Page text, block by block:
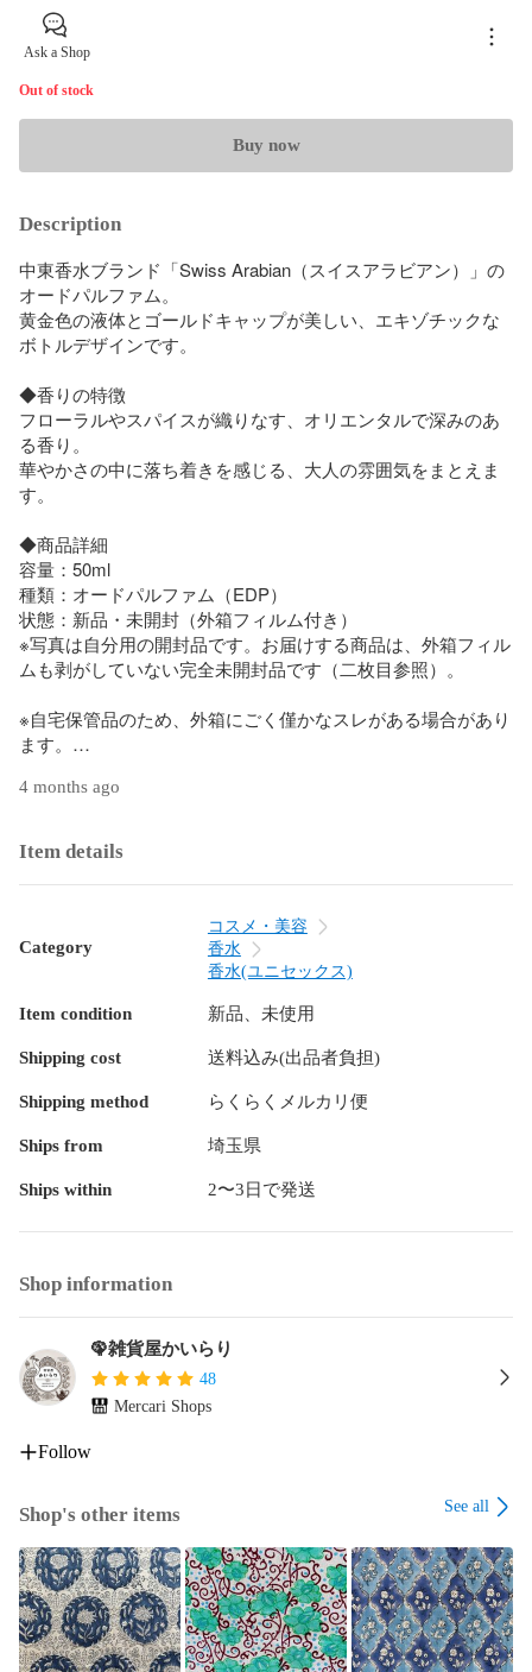
Ask a Shop
Out of stock
Buy now
Description
中東香水ブランド「Swiss Arabian（スイスアラビアン）」の
オードパルファム。
黄金色の液体とゴールドキャップが美しい、エキゾチックな
ボトルデザインです。
◆香りの特徴
フローラルやスパイスが織りなす、オリエンタルで深みのあ
る香り。
華やかさの中に落ち着きを感じる、大人の雰囲気をまとえま
す。
◆商品詳細
容量：50ml
種類：オードパルファム（EDP）
状態：新品・未開封（外箱フィルム付き）
※写真は自分用の開封品です。お届けする商品は、外箱フィル
ムも剥がしていない完全未開封品です（二枚目参照）。
※自宅保管品のため、外箱にごく僅かなスレがある場合があり
ます。
ーム #オリエンタル #フレグランス
4 months ago
Item details
Category
コスメ・美容
香水
香水(ユニセックス)
Item condition 新品、未使用
Shipping cost 送料込み(出品者負担)
Shipping method らくらくメルカリ便
Ships from 埼玉県
Ships within 2〜3日で発送
Shop information
🦚雑貨屋かいらり
48
Mercari Shops
Follow
Shop's other items See all